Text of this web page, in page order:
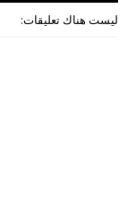
ليست هناك تعليقات: